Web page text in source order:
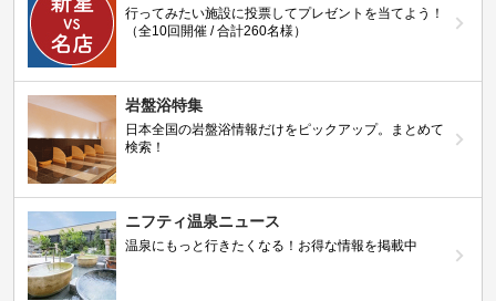
行ってみたい施設に投票してプレゼントを当てよう！
（全10回開催 / 合計260名様）
岩盤浴特集
日本全国の岩盤浴情報だけをピックアップ。まとめて
検索！
ニフティ温泉ニュース
温泉にもっと行きたくなる！お得な情報を掲載中